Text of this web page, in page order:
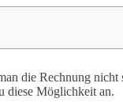
die Rechnung nicht
diese Möglichkeit an.